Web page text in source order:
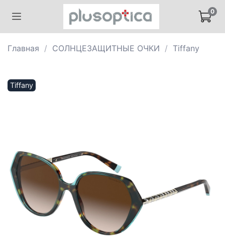
0
Главная СОЛНЦЕЗАЩИТНЫЕ ОЧКИ Tiffany
Tiffany